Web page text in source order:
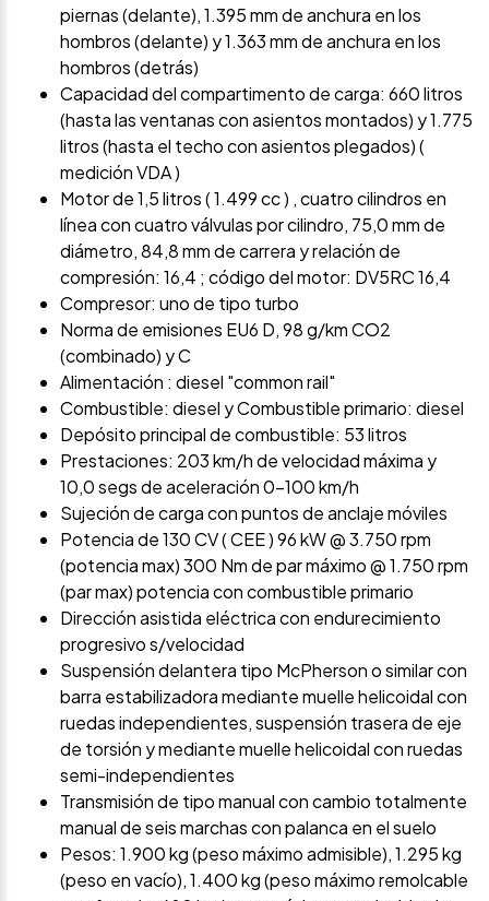
piernas (delante), 1.395 mm de anchura en los
hombros (delante) y 1.363 mm de anchura en los
hombros (detrás)
Capacidad del compartimento de carga: 660 litros
(hasta las ventanas con asientos montados) y 1.775
litros (hasta el techo con asientos plegados) (
medición VDA )
Motor de 1,5 litros ( 1.499 cc ) , cuatro cilindros en
línea con cuatro válvulas por cilindro, 75,0 mm de
diámetro, 84,8 mm de carrera y relación de
compresión: 16,4 ; código del motor: DV5RC 16,4
Compresor: uno de tipo turbo
Norma de emisiones EU6 D, 98 g/km CO2
(combinado) y C
Alimentación : diesel "common rail"
Combustible: diesel y Combustible primario: diesel
Depósito principal de combustible: 53 litros
Prestaciones: 203 km/h de velocidad máxima y
10,0 segs de aceleración 0-100 km/h
Sujeción de carga con puntos de anclaje móviles
Potencia de 130 CV ( CEE ) 96 kW @ 3.750 rpm
(potencia max) 300 Nm de par máximo @ 1.750 rpm
(par max) potencia con combustible primario
Dirección asistida eléctrica con endurecimiento
progresivo s/velocidad
Suspensión delantera tipo McPherson o similar con
barra estabilizadora mediante muelle helicoidal con
ruedas independientes, suspensión trasera de eje
de torsión y mediante muelle helicoidal con ruedas
semi-independientes
Transmisión de tipo manual con cambio totalmente
manual de seis marchas con palanca en el suelo
Pesos: 1.900 kg (peso máximo admisible), 1.295 kg
(peso en vacío), 1.400 kg (peso máximo remolcable